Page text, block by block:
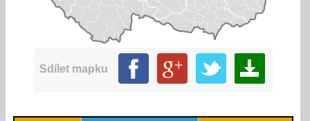
Sdílet mapku